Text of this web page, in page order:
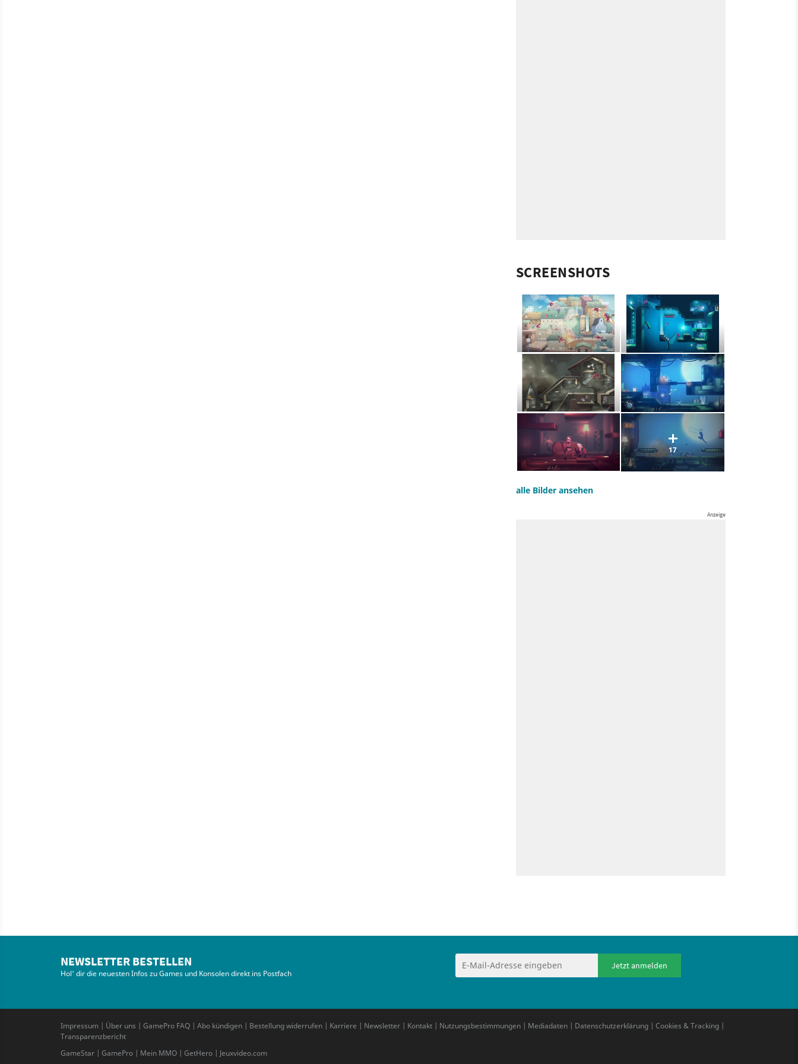
SCREENSHOTS
17
alle Bilder ansehen
NEWSLETTER BESTELLEN
Hol' dir die neuesten Infos zu Games und Konsolen direkt ins Postfach
Jetzt anmelden
Impressum | Über uns | GamePro FAQ | Abo kündigen | Bestellung widerrufen | Karriere | Newsletter | Kontakt | Nutzungsbestimmungen | Mediadaten | Datenschutzerklärung | Cookies & Tracking |
Transparenzbericht
GameStar | GamePro | Mein MMO | GetHero | Jeuxvideo.com